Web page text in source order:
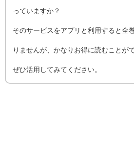
っていますか？
そのサービスをアプリと利用すると全
りませんが、かなりお得に読むことが
ぜひ活用してみてください。